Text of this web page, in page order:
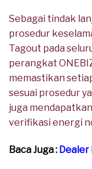
Sebagai tindak
prosedur
Tagout pada
perangkat
memastikan
sesuai prosedur
juga
verifikasi energi
Baca Juga : Dealer